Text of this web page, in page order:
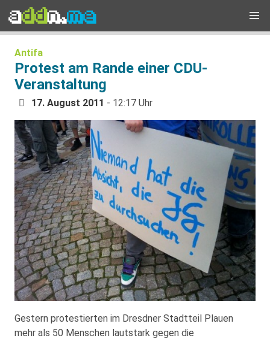
Antifa
Protest am Rande einer CDU-
Veranstaltung
17. August 2011 - 12:17 Uhr
Gestern protestierten im Dresdner Stadtteil Plauen
mehr als 50 Menschen lautstark gegen die